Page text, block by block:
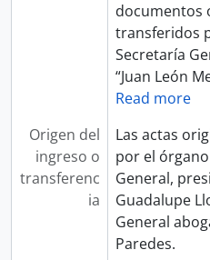
documentos
transferidos
Secretaría
“Juan León
Read more
Origen del
ingreso o
transferenc
ia
Las actas
por el
General,
Guadalupe
General
Paredes.